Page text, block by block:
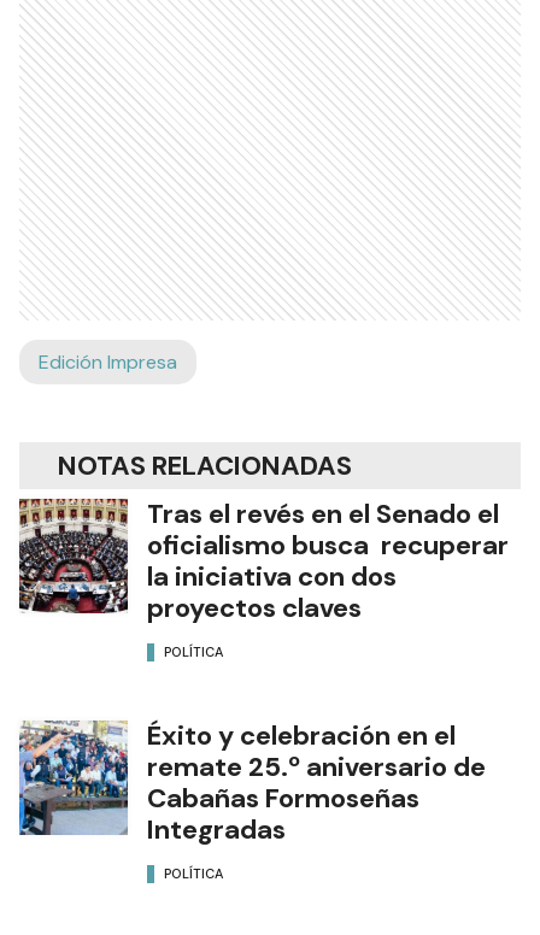
Edición Impresa
NOTAS RELACIONADAS
Tras el revés en el Senado el
oficialismo busca recuperar
la iniciativa con dos
proyectos claves
POLÍTICA
Éxito y celebración en el
remate 25.º aniversario de
Cabañas Formoseñas
Integradas
POLÍTICA